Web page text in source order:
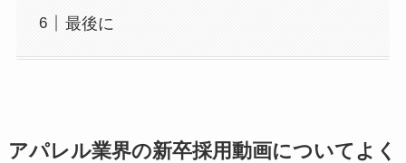
最後に
アパレル業界の新卒採用動画についてよく